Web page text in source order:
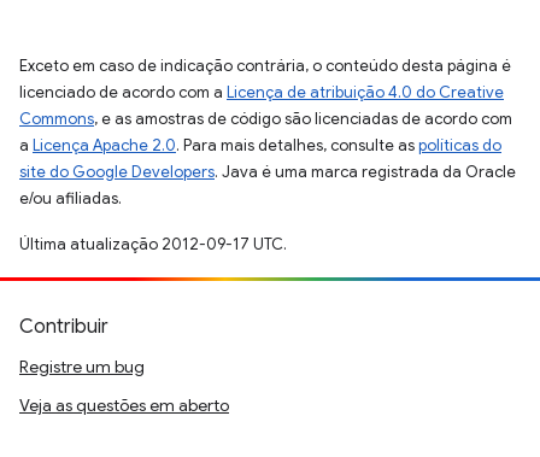
Exceto em caso de indicação contrária, o conteúdo desta página é
licenciado de acordo com a Licença de atribuição 4.0 do Creative
Commons, e as amostras de código são licenciadas de acordo com
a Licença Apache 2.0. Para mais detalhes, consulte aspolíticas do
site do Google Developers. Java é uma marca registrada da Oracle
e/ou afiliadas.
Última atualização 2012-09-17 UTC.
Contribuir
Registre um bug
Veja as questões em aberto